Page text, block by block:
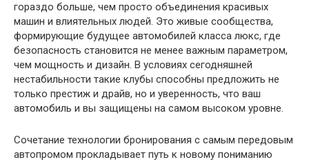
гораздо больше, чем просто объединения красивых
машин и влиятельных людей. Это живые сообщества,
формирующие будущее автомобилей класса люкс, где
безопасность становится не менее важным параметром,
чем мощность и дизайн. В условиях сегодняшней
нестабильности такие клубы способны предложить не
только престиж и драйв, но и уверенность, что ваш
автомобиль и вы защищены на самом высоком уровне.
Сочетание технологии бронирования с самым передовым
автопромом прокладывает путь к новому пониманию